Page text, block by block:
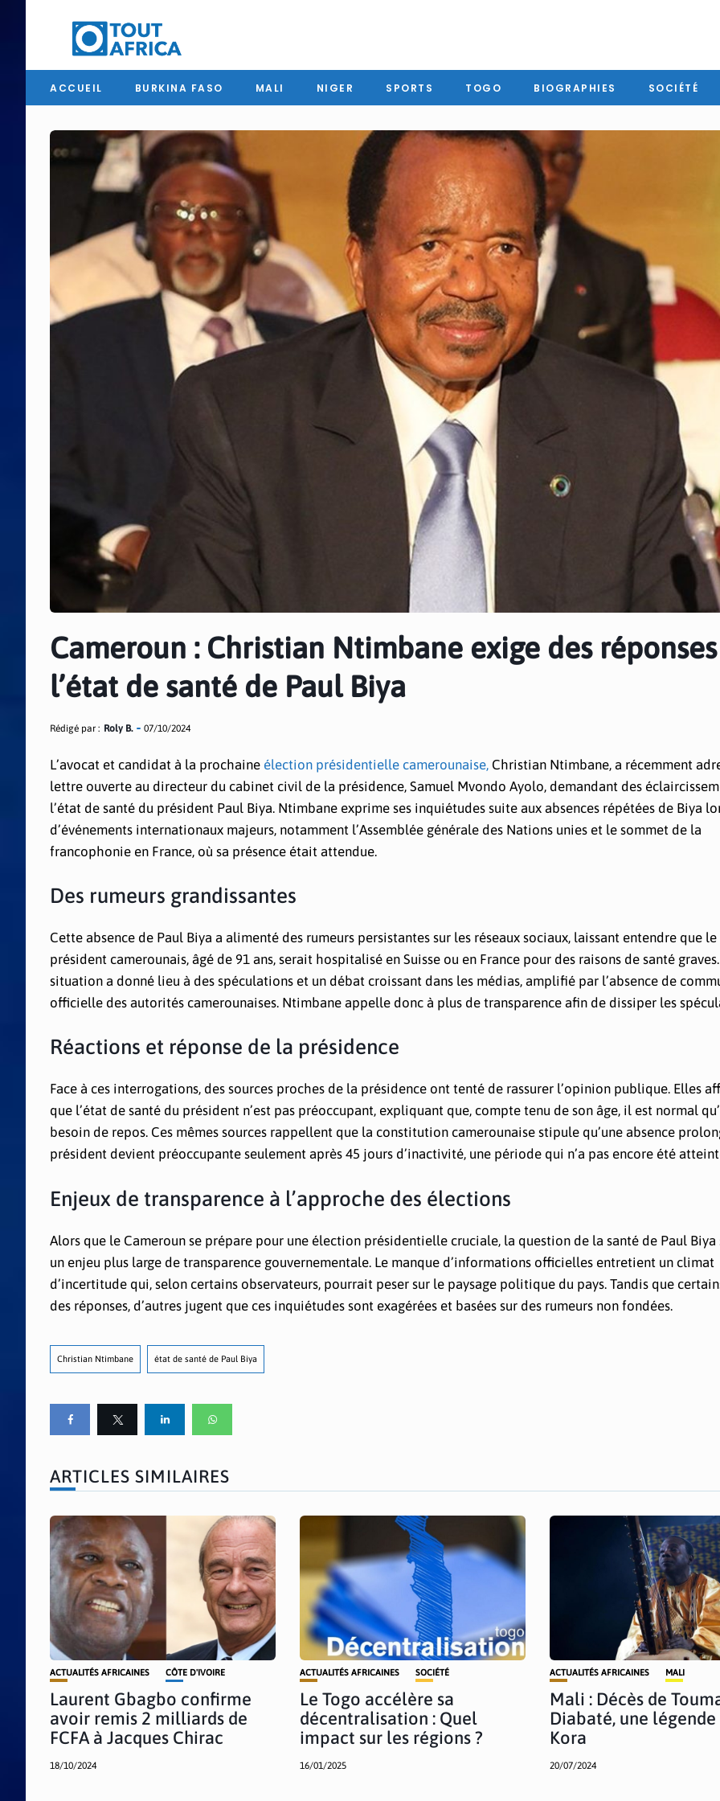
ACCUEIL BURKINA FASO MALI NIGER SPORTS TOGO BIOGRAPHIES SOCIÉTÉ
Cameroun : Christian Ntimbane exige des
l’état de santé de Paul Biya
Rédigé par : Roly B. 07/10/2024
L’avocat et candidat à la prochaine élection présidentielle camerounaise, Christian Ntimbane, a récemment
lettre ouverte au directeur du cabinet civil de la présidence, Samuel Mvondo Ayolo, demandant des
l’état de santé du président Paul Biya. Ntimbane exprime ses inquiétudes suite aux absences répétées de Biya
d’événements internationaux majeurs, notamment l’Assemblée générale des Nations unies et le sommet de la
francophonie en France, où sa présence était attendue.
Des rumeurs grandissantes
Cette absence de Paul Biya a alimenté des rumeurs persistantes sur les réseaux sociaux, laissant entendre que le
président camerounais, âgé de 91 ans, serait hospitalisé en Suisse ou en France pour des raisons de santé
situation a donné lieu à des spéculations et un débat croissant dans les médias, amplifié par l’absence de
officielle des autorités camerounaises. Ntimbane appelle donc à plus de transparence afin de dissiper les
Réactions et réponse de la présidence
Face à ces interrogations, des sources proches de la présidence ont tenté de rassurer l’opinion publique. Elles
que l’état de santé du président n’est pas préoccupant, expliquant que, compte tenu de son âge, il est normal
besoin de repos. Ces mêmes sources rappellent que la constitution camerounaise stipule qu’une absence
président devient préoccupante seulement après 45 jours d’inactivité, une période qui n’a pas encore été
Enjeux de transparence à l’approche des élections
Alors que le Cameroun se prépare pour une élection présidentielle cruciale, la question de la santé de Paul Biya
un enjeu plus large de transparence gouvernementale. Le manque d’informations officielles entretient un climat
d’incertitude qui, selon certains observateurs, pourrait peser sur le paysage politique du pays. Tandis que
des réponses, d’autres jugent que ces inquiétudes sont exagérées et basées sur des rumeurs non fondées.
Christian Ntimbane état de santé de Paul Biya
ARTICLES SIMILAIRES
ACTUALITÉS AFRICAINES CÔTE D'IVOIRE
Laurent Gbagbo confirme
avoir remis 2 milliards de
FCFA à Jacques Chirac
18/10/2024
ACTUALITÉS AFRICAINES SOCIÉTÉ
Le Togo accélère sa
décentralisation : Quel
impact sur les régions ?
16/01/2025
ACTUALITÉS AFRICAINES MALI
Mali : Décès de
Diabaté, une
Kora
20/07/2024